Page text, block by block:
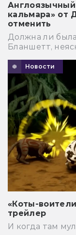
кальмара» от
отменить
Должна ли
Бланшетт,
Новости
«Коты-
трейлер
И когда там